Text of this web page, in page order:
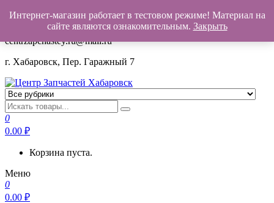
+7(962)503-00-25
centrzapchastey.ru@mail.ru
г. Хабаровск, Пер. Гаражный 7
Центр Запчастей Хабаровск
Запчасти для авто,
мото,бензопил,велосипедов,снегоходов,бензопил и т.д.
Хабаровск
0
0.00 ₽
Корзина пуста.
Меню
0
0.00 ₽
Интернет-магазин работает в тестовом режиме! Материал на
сайте являются ознакомительным. Закрыть